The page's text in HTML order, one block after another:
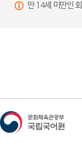
만 14세 미만인